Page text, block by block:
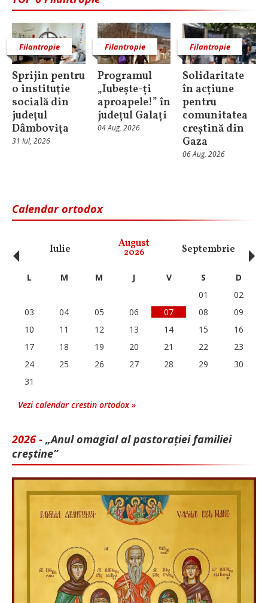
Filantropie
Sprijin pentru
o instituţie
socială din
judeţul
Dâmboviţa
31 Iul, 2026
Filantropie
Programul
„Iubește-ți
aproapele!” în
județul Galați
04 Aug, 2026
Filantropie
Solidaritate
în acțiune
pentru
comunitatea
creștină din
Gaza
06 Aug, 2026
Calendar ortodox
Iulie August
2026 Septembrie
‹ L M M J V S
D
01
02
03
04 05 06 07 08
09
10
11 12 13 14 15
16
17
18 19 20 21 22
23
24
25 26 27 28 29
30
31
Vezi calendar crestin ortodox »
2026 - „Anul omagial al pastorației familiei
creștine”